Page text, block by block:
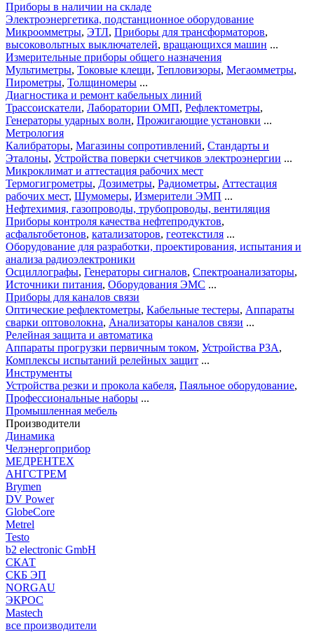
Приборы в наличии на складе
Электроэнергетика, подстанционное оборудование
Микроомметры, ЭТЛ, Приборы для трансформаторов,
высоковольтных выключателей, вращающихся машин ...
Измерительные приборы общего назначения
Мультиметры, Токовые клещи, Тепловизоры, Мегаомметры,
Пирометры, Толщиномеры ...
Диагностика и ремонт кабельных линий
Трассоискатели, Лаборатории ОМП, Рефлектометры,
Генераторы ударных волн, Прожигающие установки ...
Метрология
Калибраторы, Магазины сопротивлений, Стандарты и
Эталоны, Устройства поверки счетчиков электроэнергии ...
Микроклимат и аттестация рабочих мест
Термогигрометры, Дозиметры, Радиометры, Аттестация
рабочих мест, Шумомеры, Измерители ЭМП ...
Нефтехимия, газопроводы, трубопроводы, вентиляция
Приборы контроля качества нефтепродуктов,
асфальтобетонов, катализаторов, геотекстиля ...
Оборудование для разработки, проектирования, испытания и
анализа радиоэлектроники
Осциллографы, Генераторы сигналов, Спектроанализаторы,
Источники питания, Оборудования ЭМС ...
Приборы для каналов связи
Оптические рефлектометры, Кабельные тестеры, Аппараты
сварки оптоволокна, Анализаторы каналов связи ...
Релейная защита и автоматика
Аппараты прогрузки первичным током, Устройства РЗА,
Комплексы испытаний релейных защит ...
Инструменты
Устройства резки и прокола кабеля, Паяльное оборудование,
Профессиональные наборы ...
Промышленная мебель
Производители
Динамика
Челэнергоприбор
МЕДРЕНТЕХ
АНГСТРЕМ
Brymen
DV Power
GlobeCore
Metrel
Testo
b2 electronic GmbH
СКАТ
СКБ ЭП
NORGAU
ЭКРОС
Mastech
все производители